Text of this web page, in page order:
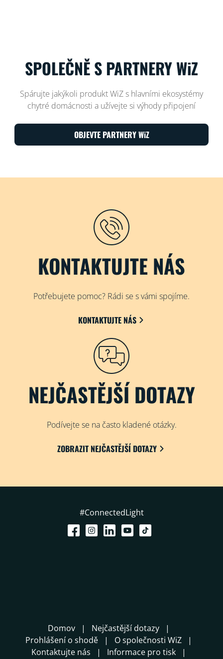
SPOLEČNĚ S PARTNERY WiZ
Spárujte jakýkoli produkt WiZ s hlavními ekosystémy
chytré domácnosti a užívejte si výhody připojení
OBJEVTE PARTNERY WiZ
KONTAKTUJTE NÁS
Potřebujete pomoc? Rádi se s vámi spojíme.
KONTAKTUJTE NÁS
NEJČASTĚJŠÍ DOTAZY
Podívejte se na často kladené otázky.
ZOBRAZIT NEJČASTĚJŠÍ DOTAZY
#ConnectedLight
Domov
Nejčastější dotazy
Prohlášení o shodě
O společnosti WiZ
Kontaktujte nás
Informace pro tisk